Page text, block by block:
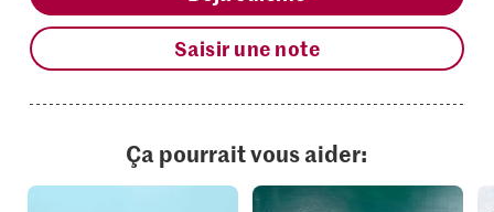
Saisir une note
Ça pourrait vous aider: